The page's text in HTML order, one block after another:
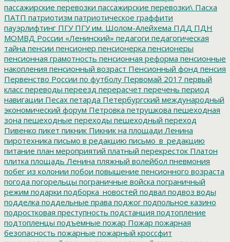
пассажирские перевозки пассажирские перевозки\ Пасха
ПАТП патриотизм патриотическое граффити
пауэрлифтинг ПГУПГУ им. Шолом-Алейхема ПДД ПДН
МОМВД России «Ленинский» педагоги педагогическая
тайна пенсии пенсионер пенсионерка пенсионеры
пенсионная грамотность пенсионная реформа пенсионные
накопления пенсионный возраст Пенсионный фонд пенсия
Первенство России по футболу Первомай 2017 первый
класс переводы переезд перерасчет перечень период
навигации Песах петарда Петербургский международный
экономический форум Петровка петрушкова пешеходная
зона пешеходные переходы пешеходный переход
Пивенко пикет пикник Пикник на площади Ленина
пиротехника письмо в редакцию письмо_в_редакцию
питание план мероприятий платный перекресток Платон
плитка площадь Ленина пляжный волейбол пневмония
побег из колонии побои повышение пенсионного возраста
погода погорельцы пограничные войска пограничный
режим подарки подборка_новостей подвал подвоз воды
подделка поддельные права поджог подпольное казино
подростковая преступность подстанция подтопление
подтопленцы подъемные пожар Пожар пожарная
безопасность пожарные пожарный кроссфит